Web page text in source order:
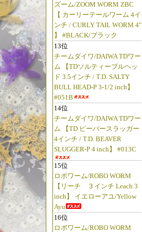
ズーム/ZOOM WORM ZBC
【 カーリーテールワーム 4イ
ンチ / CURLY TAIL WORM 4"
】 #BLACK/ブラック
13位
チームダイワ/DAIWA TDワー
ム 【TDソルティーブルヘッ
ド 3.5インチ / T.D. SALTY
BULL HEAD-P 3-1/2 inch】
#051B
14位
チームダイワ/DAIWA TDワー
ム 【TD ビーバースラッガー
4インチ / T.D. BEAVER
SLUGGER-P 4 inch】 #013C
15位
ロボワーム/ROBO WORM
【リーチ ３インチ Leach 3
inch】 イエローアユ/Yellow
Ayu
16位
ロボワーム/ROBO WORM